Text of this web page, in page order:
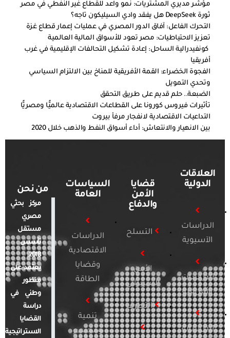
مؤشر مديري المشتريات: نمو واعد للقطاع غير النفطي في مصر
ثورة DeepSeek هل يفقد وادي السيليكون تاجه؟
التحرك الفاعل: آفاق الدور المصري في عمليات إعمار قطاع غزة
تعزيز الاحتياطيات: مصر تعود للأسواق المالية العالمية
كونفيدرالية الساحل: إعادة تشكيل التحالفات الإقليمية في غرب
أفريقيا
الفجوة الخضراء: القمة الأفريقية للمناخ بين الالتزام السياسي
وتحدي التمويل
الضبعة.. حلم قديم على طريق التحقق
تأثيرات فيروس كورونا على القطاعات الاقتصادية عالميًّا ومصريًّا
التداعيات الاقتصادية لانفجار مرفأ بيروت
بين الانهيار والانتعاش: أداء أسواق النفط والذهب خلال 2020
العلاقات
الدولية
الدراسات
الآسيوية
الدراسات
الأفريقية
الدراسات
قضايا
الأمن
والدفاع
التسلح
الأمن
السيبراني
التطرف
السياسات
العامة
الدراسات
الاقتصادية
وقضايا
الطاقة
تنمية
ومجتمع
من نحن
مركز بحثي
مصري
مستقل
تأسس
2018.
يعتمد على
منظور
وطني في
دراسة
القضايا
الاستراتيجية